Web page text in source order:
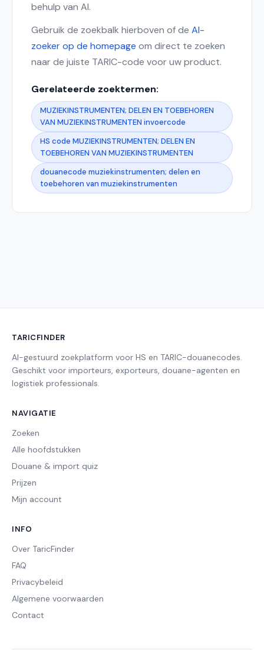
behulp van AI.
Gebruik de zoekbalk hierboven of de AI-
zoeker op de homepage om direct te zoeken
naar de juiste TARIC-code voor uw product.
Gerelateerde zoektermen:
MUZIEKINSTRUMENTEN; DELEN EN TOEBEHOREN
VAN MUZIEKINSTRUMENTEN invoercode
HS code MUZIEKINSTRUMENTEN; DELEN EN
TOEBEHOREN VAN MUZIEKINSTRUMENTEN
douanecode muziekinstrumenten; delen en
toebehoren van muziekinstrumenten
TARICFINDER
AI-gestuurd zoekplatform voor HS en TARIC-douanecodes.
Geschikt voor importeurs, exporteurs, douane-agenten en
logistiek professionals.
NAVIGATIE
Zoeken
Alle hoofdstukken
Douane & import quiz
Prijzen
Mijn account
INFO
Over TaricFinder
FAQ
Privacybeleid
Algemene voorwaarden
Contact